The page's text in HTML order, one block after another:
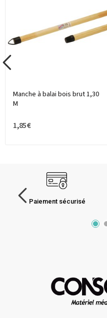
Manche à balai bois brut 1,30
M
1,85 €
Paiement sécurisé